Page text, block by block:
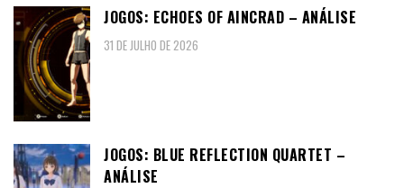
JOGOS: ECHOES OF AINCRAD – ANÁLISE
31 DE JULHO DE 2026
JOGOS: BLUE REFLECTION QUARTET –
ANÁLISE